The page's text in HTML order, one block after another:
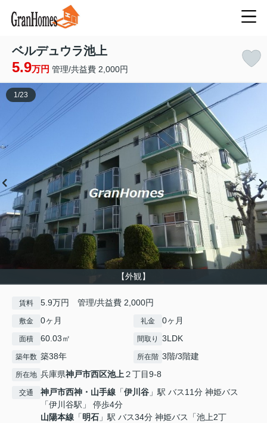
ベルデュウラ池上
5.9万円 管理/共益費 2,000円
【外観】
1 /23
賃料 5.9万円 管理/共益費 2,000円
敷金 0ヶ月 礼金 0ヶ月
面積 60.03㎡ 間取り 3LDK
築年数 築38年 所在階 3階/3階建
所在地 兵庫県神戸市西区池上 ２丁目9-8
交通 神戸市西神・山手線 「伊川谷 」駅 バス11分 神姫バス
「伊川谷駅」 停歩4分
山陽本線 「明石 」駅 バス34分 神姫バス「池上2丁